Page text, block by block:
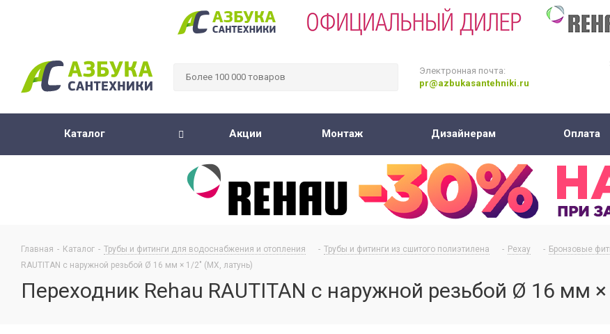
Электронная почта:
pr@azbukasantehniki.ru
Каталог Акции Монтаж Дизайнерам Оплата
Главная - Каталог - Трубы и фитинги для водоснабжения и отопления - Трубы и фитинги из сшитого полиэтилена - Рехау - Бронзовые
RAUTITAN с наружной резьбой Ø 16 мм × 1/2" (MX, латунь)
Переходник Rehau RAUTITAN с наружной резьбой Ø 16 мм